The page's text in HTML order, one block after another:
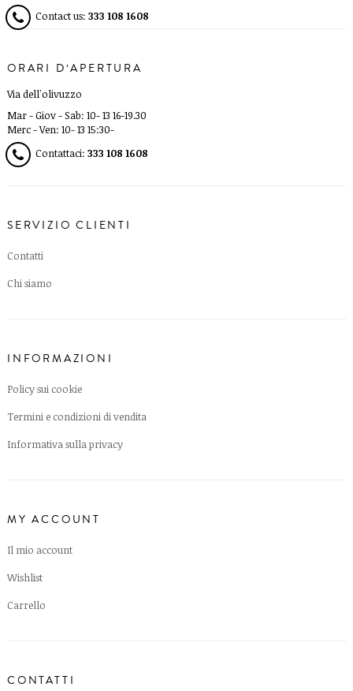
Contact us: 333 108 1608
ORARI D’APERTURA
Via dell'olivuzzo
Mar - Giov - Sab: 10- 13 16-19.30
Merc - Ven: 10- 13 15:30-
Contattaci: 333 108 1608
SERVIZIO CLIENTI
Contatti
Chi siamo
INFORMAZIONI
Policy sui cookie
Termini e condizioni di vendita
Informativa sulla privacy
MY ACCOUNT
Il mio account
Wishlist
Carrello
CONTATTI